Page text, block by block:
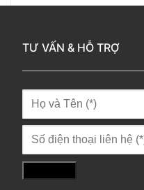
TƯ VẤN & HỖ TRỢ